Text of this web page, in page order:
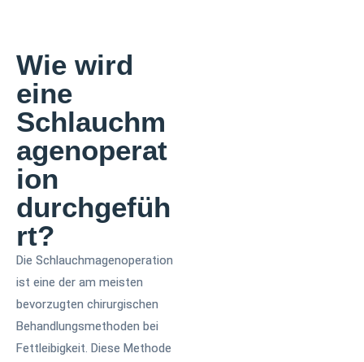
Wie wird
eine
Schlauchm
agenoperat
ion
durchgefüh
rt?
Die Schlauchmagenoperation
ist eine der am meisten
bevorzugten chirurgischen
Behandlungsmethoden bei
Fettleibigkeit. Diese Methode